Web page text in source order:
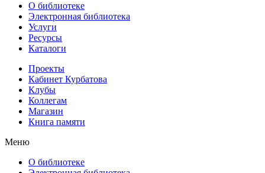
О библиотеке
Электронная библиотека
Услуги
Ресурсы
Каталоги
Проекты
Кабинет Курбатова
Клубы
Коллегам
Магазин
Книга памяти
Меню
О библиотеке